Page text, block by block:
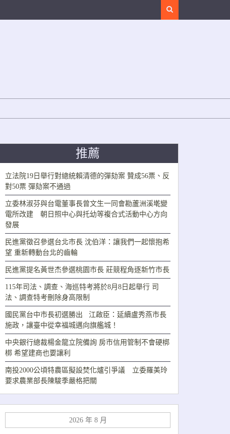
推薦
立法院19日舉行對總統賴清德的彈劾案 贊成56票、反
對50票 彈劾案不通過
立委林淑芬與台電董事長曾文生一同會勘蘆洲溪墘變
電所改建 朝日照中心與托幼等複合式活動中心方向
發展
民進黨徵召參選台北市長 沈伯洋：讓我們一起懷抱希
望 重新轉動台北的齒輪
民進黨提名黃世杰參選桃園市長 莊競程角逐新竹市長
115年司法、調查、海巡特考將於8月8日起舉行 司
法、調查特考刪除身高限制
國民黨台中市長初選勝出 江啟臣：延續盧秀燕市長
施政，讓臺中從幸福城邁向旗艦城！
中央銀行總裁楊金龍立院備詢 房市信用管制不會硬梆
梆 希望建商也要讓利
南投2000公頃特農區擬設焚化爐引爭議 立委羅美玲
要求農業部長陳駿季嚴格把關
2026 年 8 月